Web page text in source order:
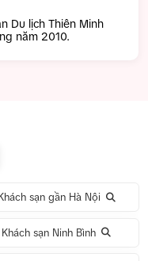
Du lịch Thiên Minh
năm 2010.
Khách sạn gần Hà Nội
Khách sạn Ninh Bình